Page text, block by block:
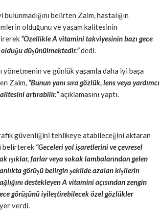
belirten Zaim, hastalığın
olduğunu ve yaşam kalitesinin
“Özellikle A vitamini takviyesinin bazı gece
düşünülmektedir.”dedi.
ve günlük yaşamla daha iyi başa
Zaim, “Bunun yanı sıra gözlük, lens veya yardımcı
artırabilir.”açıklamasını yaptı.
güvenliğini tehlikeye atabileceğini aktaran
belirterek “Geceleri yol işaretlerini ve çevresel
ışıklar, farlar veya sokak lambalarından gelen
görüşü belirgin şekilde azalan kişilerin
destekleyen A vitamini açısından zengin
görüşünü iyileştirebilecek özel gözlükler
verdi.